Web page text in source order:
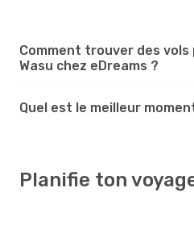
Comment trouver des vols
Wasu chez eDreams ?
Quel est le meilleur
Planifie ton